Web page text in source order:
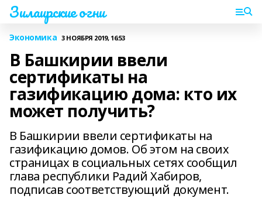
Зилаирские огни
Экономика 3 НОЯБРЯ 2019, 16:53
В Башкирии ввели
сертификаты на
газификацию дома: кто их
может получить?
В Башкирии ввели сертификаты на
газификацию домов. Об этом на своих
страницах в социальных сетях сообщил
глава республики Радий Хабиров,
подписав соответствующий документ.